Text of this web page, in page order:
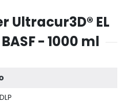
Ultracur3D® EL
- 1000 ml
DLP